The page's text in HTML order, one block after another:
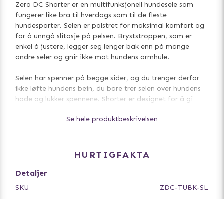
Zero DC Shorter er en multifunksjonell hundesele som
fungerer like bra til hverdags som til de fleste
hundesporter. Selen er polstret for maksimal komfort og
for å unngå slitasje på pelsen. Bryststroppen, som er
enkel å justere, legger seg lenger bak enn på mange
andre seler og gnir ikke mot hundens armhule.
Selen har spenner på begge sider, og du trenger derfor
ikke løfte hundens bein, du bare trer selen over hundens
hode og lukker spennene. Shorter er designet for å gi
lungekapasiteten. Selen har reflekser for god synlighet i
Dette er en veldig populært sele blant hundeeiere over
Se hele produktbeskrivelsen
HURTIGFAKTA
Detaljer
SKU ZDC-TUBK-SL